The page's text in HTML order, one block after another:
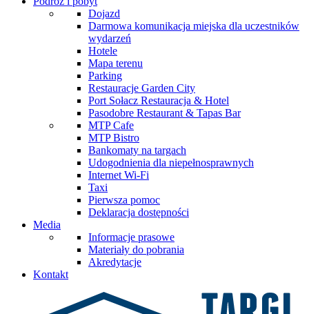
Dojazd
Darmowa komunikacja miejska dla uczestników
wydarzeń
Hotele
Mapa terenu
Parking
Restauracje Garden City
Port Sołacz Restauracja & Hotel
Pasodobre Restaurant & Tapas Bar
MTP Cafe
MTP Bistro
Bankomaty na targach
Udogodnienia dla niepełnosprawnych
Internet Wi-Fi
Taxi
Pierwsza pomoc
Deklaracja dostępności
Media
Informacje prasowe
Materiały do pobrania
Akredytacje
Kontakt